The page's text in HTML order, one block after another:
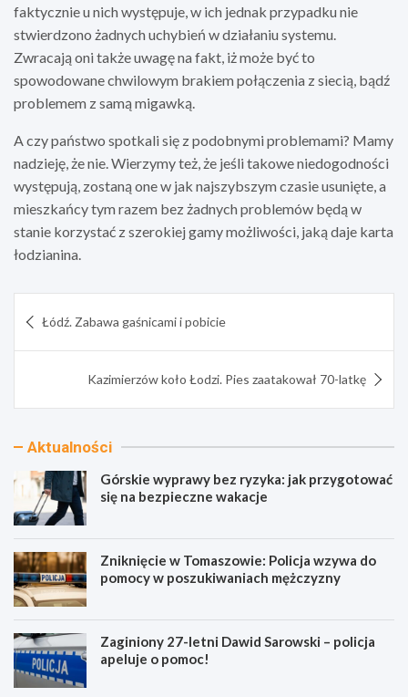
faktycznie u nich występuje, w ich jednak przypadku nie
stwierdzono żadnych uchybień w działaniu systemu.
Zwracają oni także uwagę na fakt, iż może być to
spowodowane chwilowym brakiem połączenia z siecią, bądź
problemem z samą migawką.
A czy państwo spotkali się z podobnymi problemami? Mamy
nadzieję, że nie. Wierzymy też, że jeśli takowe niedogodności
występują, zostaną one w jak najszybszym czasie usunięte, a
mieszkańcy tym razem bez żadnych problemów będą w
stanie korzystać z szerokiej gamy możliwości, jaką daje karta
łodzianina.
wpisu
Łódź. Zabawa gaśnicami i pobicie
Kazimierzów koło Łodzi. Pies zaatakował 70-latkę
Aktualności
Górskie wyprawy bez ryzyka: jak przygotować
się na bezpieczne wakacje
Zniknięcie w Tomaszowie: Policja wzywa do
pomocy w poszukiwaniach mężczyzny
Zaginiony 27-letni Dawid Sarowski – policja
apeluje o pomoc!